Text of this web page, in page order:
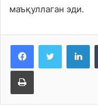
маъқуллаган эди.
Print